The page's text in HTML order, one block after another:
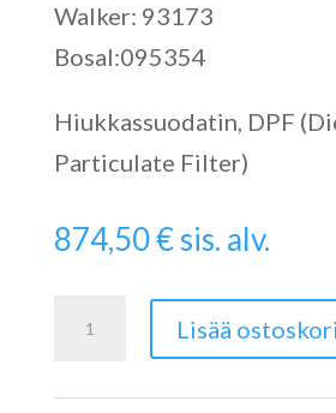
Walker: 93173
Bosal:095354
Hiukkassuodatin, DPF
Particulate Filter)
874,50€sis. alv.
määrä
Lisää